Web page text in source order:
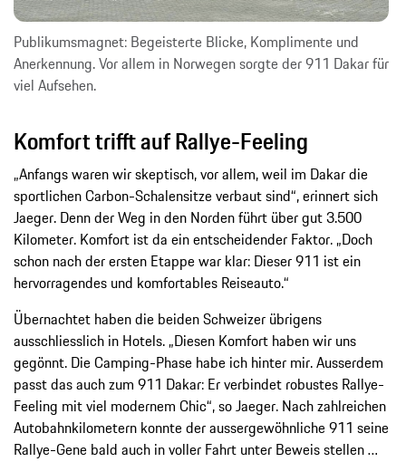
Publikumsmagnet: Begeisterte Blicke, Komplimente und
Anerkennung. Vor allem in Norwegen sorgte der 911 Dakar für
viel Aufsehen.
Komfort trifft auf Rallye-Feeling
„Anfangs waren wir skeptisch, vor allem, weil im Dakar die
sportlichen Carbon-Schalensitze verbaut sind“, erinnert sich
Jaeger. Denn der Weg in den Norden führt über gut 3.500
Kilometer. Komfort ist da ein entscheidender Faktor. „Doch
schon nach der ersten Etappe war klar: Dieser 911 ist ein
hervorragendes und komfortables Reiseauto.“
Übernachtet haben die beiden Schweizer übrigens
ausschliesslich in Hotels. „Diesen Komfort haben wir uns
gegönnt. Die Camping-Phase habe ich hinter mir. Ausserdem
passt das auch zum 911 Dakar: Er verbindet robustes Rallye-
Feeling mit viel modernem Chic“, so Jaeger. Nach zahlreichen
Autobahnkilometern konnte der aussergewöhnliche 911 seine
Rallye-Gene bald auch in voller Fahrt unter Beweis stellen …